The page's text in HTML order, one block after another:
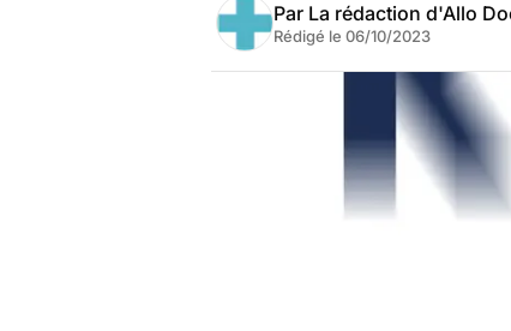
Par La rédaction d'Allo
Rédigé le 06/10/2023